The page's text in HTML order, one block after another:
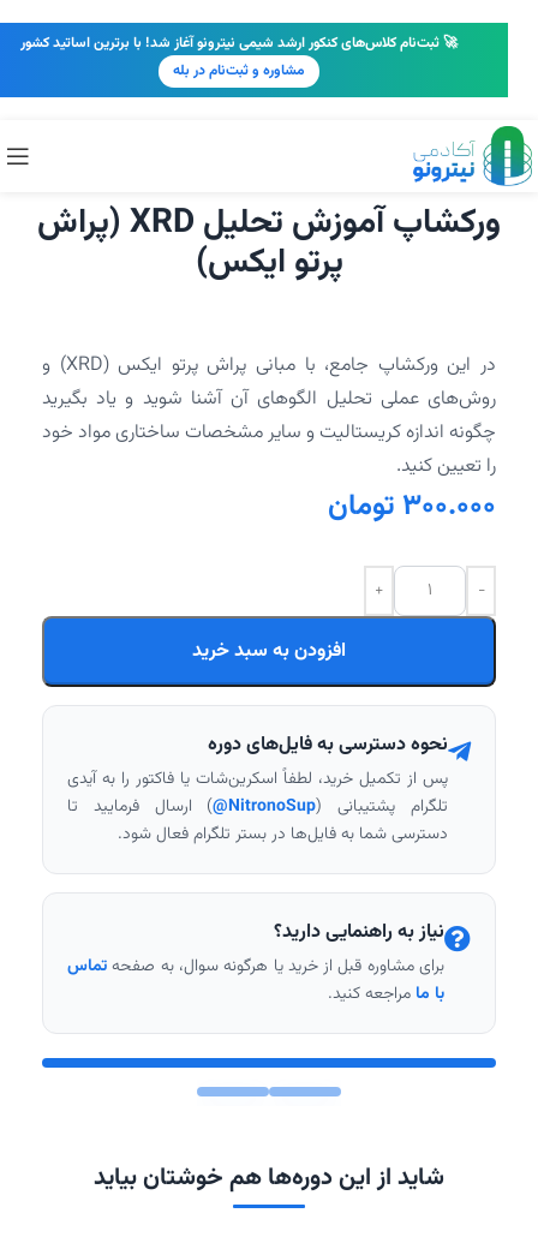
ورکشاپ آموزش تحلیل XRD (پراش
پرتو ایکس)
در این ورکشاپ جامع، با مبانی پراش پرتو ایکس (XRD) و
روش‌های عملی تحلیل الگوهای آن آشنا شوید و یاد بگیرید
چگونه اندازه کریستالیت و سایر مشخصات ساختاری مواد خود
را تعیین کنید.
300.000 تومان
افزودن به سبد خرید
نحوه دسترسی به فایل‌های دوره
پس از تکمیل خرید، لطفاً اسکرین‌شات یا فاکتور را به آیدی
تلگرام پشتیبانی (NitronoSup@ ) ارسال فرمایید تا
دسترسی شما به فایل‌ها در بستر تلگرام فعال شود.
نیاز به راهنمایی دارید؟
برای مشاوره قبل از خرید یا هرگونه سوال، به صفحهتماس
با ما مراجعه کنید.
شاید از این دوره‌ها هم خوشتان بیاید
🚀 ثبت‌نام کلاس‌های کنکور ارشد شیمی نیترونو آغاز شد! با برترین اساتید کشور
مشاوره و ثبت‌نام در بله